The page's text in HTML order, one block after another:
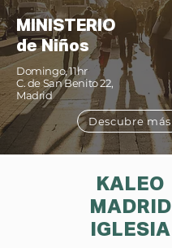
MINISTERIO
de Niños
Domingo, 11hr
C. de San Benito 22,
Madrid
Descubre más
KALEO
MADRID
IGLESIA